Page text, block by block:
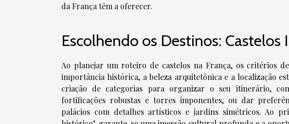
da França têm a oferecer.
Escolhendo os Destinos: Castelos
Ao planejar um roteiro de castelos na França, os critérios
importância histórica, a beleza arquitetônica e a localização
criação de categorias para organizar o seu itinerário,
fortificações robustas e torres imponentes, ou dar
palácios com detalhes artísticos e jardins simétricos. Ao